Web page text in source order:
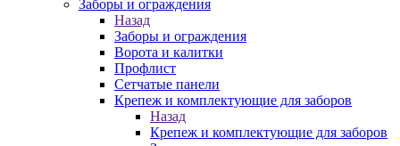
Заборы и ограждения
Назад
Заборы и ограждения
Ворота и калитки
Профлист
Сетчатые панели
Крепеж и комплектующие для заборов
Назад
Крепеж и комплектующие для заборов